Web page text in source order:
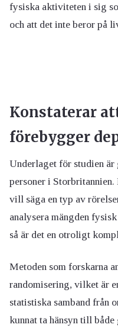
fysiska aktiviteten i sig
och att det inte beror på
Konstaterar
förebygger
Underlaget för studien är
personer i
vill säga en typ av
analysera mängden
så är det en otroligt
Metoden som forskarna
randomisering, vilket är
statistiska samband från
kunnat ta hänsyn till